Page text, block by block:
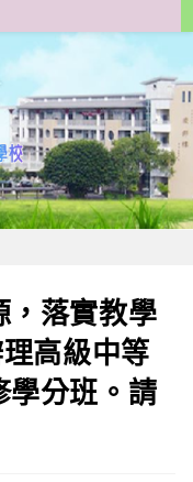
，落實教學
高級中等
學分班。請